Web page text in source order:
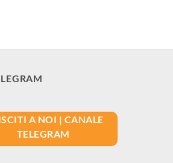
A NOI | CANALE
TELEGRAM